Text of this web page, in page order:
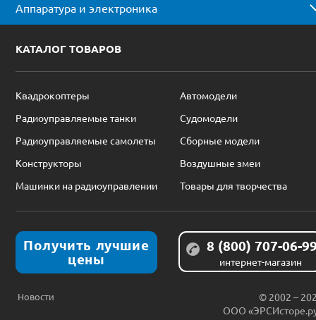
Аппаратура и электроника
КАТАЛОГ ТОВАРОВ
Квадрокоптеры
Автомодели
Радиоуправляемые танки
Судомодели
Радиоуправляемые самолеты
Сборные модели
Конструкторы
Воздушные змеи
Машинки на радиоуправлении
Товары для творчества
Получить лучшие
цены
8 (800) 707-06-
интернет-магазин
Новости
© 2002 –
ООО